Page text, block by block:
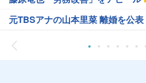
元TBSアナの山本里菜 離婚を公表